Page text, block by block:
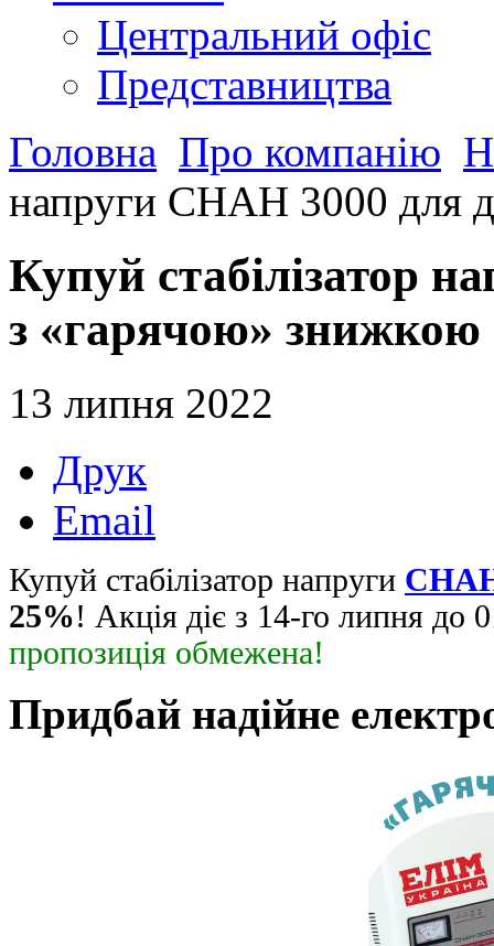
Центральний офіс
Представництва
Головна Про компанію
напруги СНАН 3000 для
Купуй стабілізатор
з «гарячою» знижкою
13 липня 2022
Друк
Email
Купуй стабілізатор напруги
25%! Акція діє з 14-го липня до
пропозиція обмежена!
Придбай надійне